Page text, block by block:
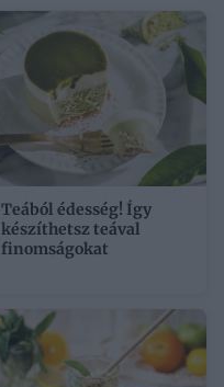
Teából édesség! Így
készíthetsz teával
finomságokat